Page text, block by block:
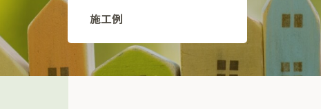
施工例